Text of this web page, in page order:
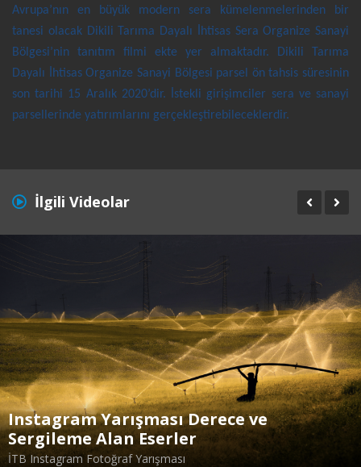
Avrupa’nın en büyük modern sera kümelenmelerinden bir
tanesi olacak Dikili Tarıma Dayalı İhtisas Sera Organize Sanayi
Bölgesi’nin tanıtım filmi ekte yer almaktadır. Dikili Tarıma
Dayalı İhtisas Organize Sanayi Bölgesi parsel ön tahsis süresinin
son tarihi 15 Aralık 2020’dir. İstekli girişimciler sera ve sanayi
parsellerinde yatırımlarını gerçekleştirebileceklerdir.
İlgili Videolar
Instagram Yarışması Derece ve
Sergileme Alan Eserler
İTB Instagram Fotoğraf Yarışması